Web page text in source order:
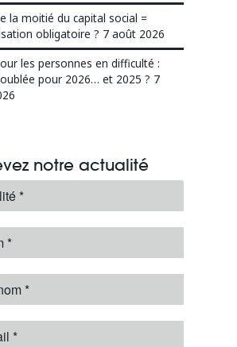
la moitié du capital social =
obligatoire ? 7 août 2026
les personnes en difficulté :
pour 2026… et 2025 ? 7
notre actualité